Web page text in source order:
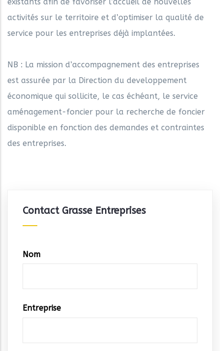
activités sur le territoire et d’optimiser la qualité de
service pour les entreprises déjà implantées.
NB : La mission d’accompagnement des entreprises
est assurée par la Direction du developpement
économique qui sollicite, le cas échéant, le service
aménagement-foncier pour la recherche de foncier
disponible en fonction des demandes et contraintes
des entreprises.
Contact Grasse Entreprises
Coordonnées
Nom
Entreprise